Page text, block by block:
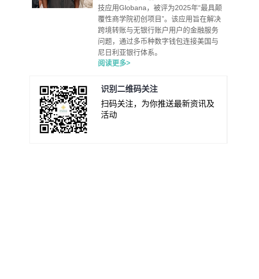
技应用Globana，被评为2025年“最具颠
覆性商学院初创项目”。该应用旨在解决
跨境转账与无银行账户用户的金融服务
问题，通过多币种数字钱包连接美国与
尼日利亚银行体系。
阅读更多>
识别二维码关注
扫码关注，为你推送最新资讯及
活动